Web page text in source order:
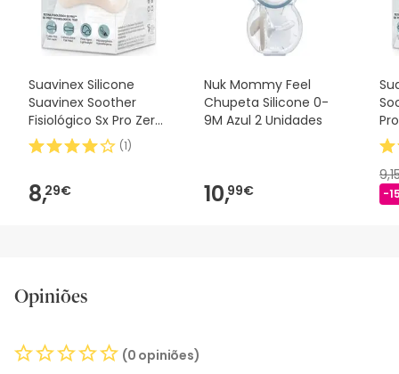
Suavinex Silicone
Suavinex Soother
Fisiológico Sx Pro Zero
2m 1 peça
(1)
8,29€
Nuk Mommy Feel
Chupeta Silicone 0-
9M Azul 2 Unidades
10,99€ -
Opiniões
(0 opiniões)